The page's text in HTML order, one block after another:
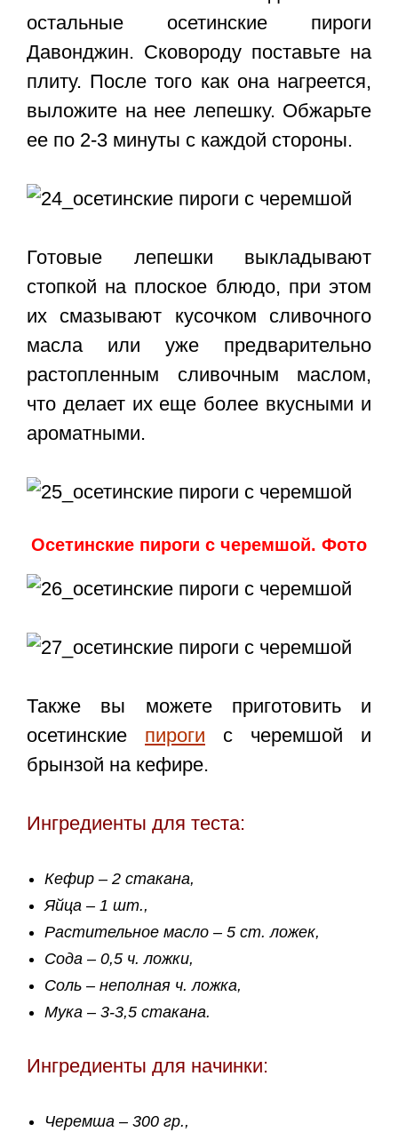
остальные осетинские пироги
Давонджин. Сковороду поставьте на
плиту. После того как она нагреется,
выложите на нее лепешку. Обжарьте
ее по 2-3 минуты с каждой стороны.
Готовые лепешки выкладывают
стопкой на плоское блюдо, при этом
их смазывают кусочком сливочного
масла или уже предварительно
растопленным сливочным маслом,
что делает их еще более вкусными и
ароматными.
Осетинские пироги с черемшой. Фото
Также вы можете приготовить и
осетинские пироги с черемшой и
брынзой на кефире.
Ингредиенты для теста:
Кефир – 2 стакана,
Яйца – 1 шт.,
Растительное масло – 5 ст. ложек,
Сода – 0,5 ч. ложки,
Соль – неполная ч. ложка,
Мука – 3-3,5 стакана.
Ингредиенты для начинки:
Черемша – 300 гр.,